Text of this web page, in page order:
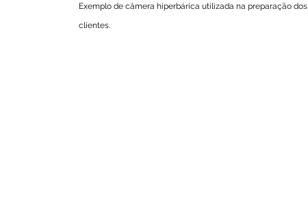
Exemplo de câmera hiperbárica utilizada na preparação dos
clientes.